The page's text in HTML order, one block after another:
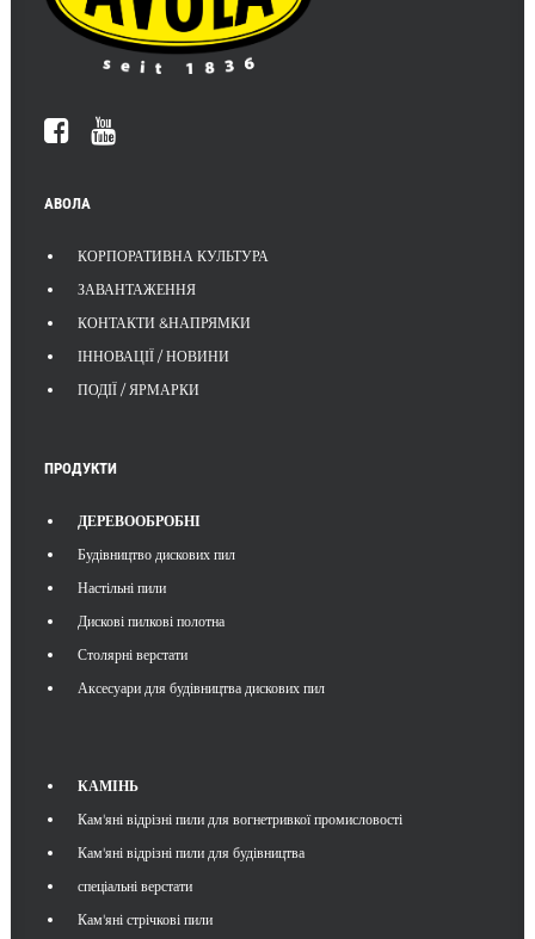
АВОЛА
КОРПОРАТИВНА КУЛЬТУРА
ЗАВАНТАЖЕННЯ
КОНТАКТИ &НАПРЯМКИ
ІННОВАЦІЇ / НОВИНИ
ПОДІЇ / ЯРМАРКИ
ПРОДУКТИ
ДЕРЕВООБРОБНІ
Будівництво дискових пил
Настільні пили
Дискові пилкові полотна
Столярні верстати
Аксесуари для будівництва дискових пил
КАМІНЬ
Кам'яні відрізні пили для вогнетривкої промисловості
Кам'яні відрізні пили для будівництва
спеціальні верстати
Кам'яні стрічкові пили